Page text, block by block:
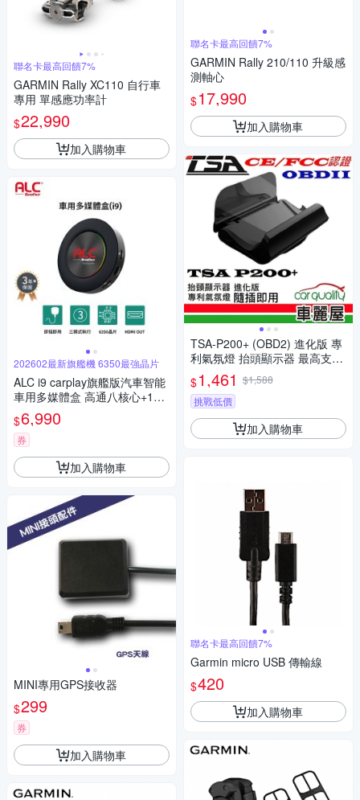
聯名卡最高回饋7%
GARMIN Rally XC110 自行車
專用 單感應功率計
$22,990
加入購物車
202602最新旗艦機 6350最強晶片
ALC i9 carplay旗艦版汽車智能
車用多媒體盒 高通八核心+128
GB 安卓車機機上盒(即插即用
秒變安卓機)
$6,990
券
加入購物車
MINI專用GPS接收器
$299
券
加入購物車
聯名卡最高回饋7%
GARMIN Rally 210/110 升級感
測軸心
$17,990
加入購物車
TSA-P200+ (OBD2) 進化版 專
利氣氛燈 抬頭顯示器 最高支援
到時速300(車麗屋)
$1,461 $1,588
挑戰低價
加入購物車
聯名卡最高回饋7%
Garmin micro USB 傳輸線
$420
加入購物車